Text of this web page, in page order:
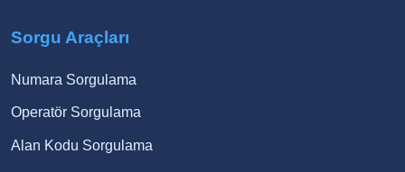
Sorgu Araçları
Numara Sorgulama
Operatör Sorgulama
Alan Kodu Sorgulama